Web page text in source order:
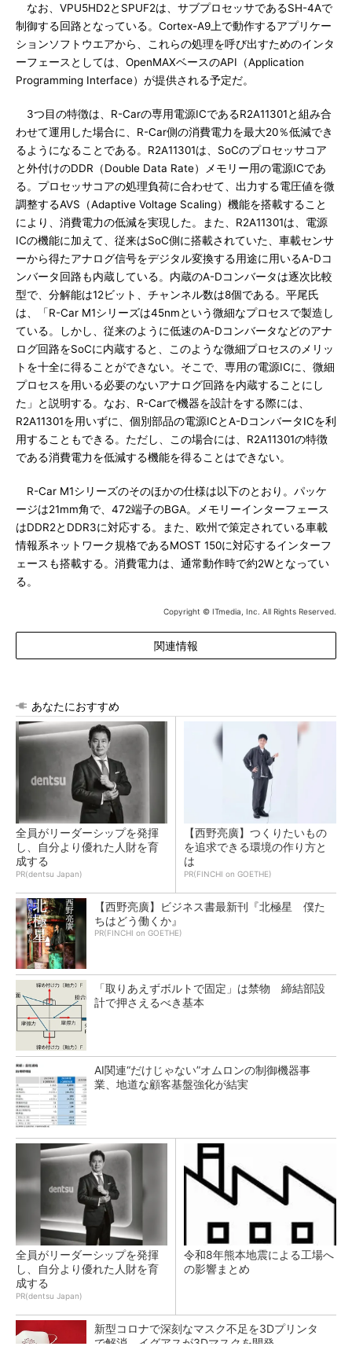
なお、VPU5HD2とSPUF2は、サブプロセッサであるSH-4Aで
制御する回路となっている。Cortex-A9上で動作するアプリケー
ションソフトウエアから、これらの処理を呼び出すためのインタ
ーフェースとしては、OpenMAXベースのAPI（Application
Programming Interface）が提供される予定だ。
3つ目の特徴は、R-Carの専用電源ICであるR2A11301と組み合
わせて運用した場合に、R-Car側の消費電力を最大20％低減でき
るようになることである。R2A11301は、SoCのプロセッサコア
と外付けのDDR（Double Data Rate）メモリー用の電源ICであ
る。プロセッサコアの処理負荷に合わせて、出力する電圧値を微
調整するAVS（Adaptive Voltage Scaling）機能を搭載すること
により、消費電力の低減を実現した。また、R2A11301は、電源
ICの機能に加えて、従来はSoC側に搭載されていた、車載センサ
ーから得たアナログ信号をデジタル変換する用途に用いるA-Dコ
ンバータ回路も内蔵している。内蔵のA-Dコンバータは逐次比較
型で、分解能は12ビット、チャンネル数は8個である。平尾氏
は、「R-Car M1シリーズは45nmという微細なプロセスで製造し
ている。しかし、従来のように低速のA-Dコンバータなどのアナ
ログ回路をSoCに内蔵すると、このような微細プロセスのメリッ
トを十全に得ることができない。そこで、専用の電源ICに、微細
プロセスを用いる必要のないアナログ回路を内蔵することにし
た」と説明する。なお、R-Carで機器を設計をする際には、
R2A11301を用いずに、個別部品の電源ICとA-DコンバータICを利
用することもできる。ただし、この場合には、R2A11301の特徴
である消費電力を低減する機能を得ることはできない。
R-Car M1シリーズのそのほかの仕様は以下のとおり。パッケ
ージは21mm角で、472端子のBGA。メモリーインターフェース
はDDR2とDDR3に対応する。また、欧州で策定されている車載
情報系ネットワーク規格であるMOST 150に対応するインターフ
ェースも搭載する。消費電力は、通常動作時で約2Wとなってい
る。
Copyright © ITmedia, Inc. All Rights Reserved.
関連情報
あなたにおすすめ
全員がリーダーシップを発揮
し、自分より優れた人財を育
成する
PR(dentsu Japan)
【西野亮廣】つくりたいもの
を追求できる環境の作り方と
は
PR(FINCHI on GOETHE)
【西野亮廣】ビジネス書最新刊『北極星 僕た
ちはどう働くか』
PR(FINCHI on GOETHE)
「取りあえずボルトで固定」は禁物 締結部設
計で押さえるべき基本
AI関連“だけじゃない”オムロンの制御機器事
業、地道な顧客基盤強化が結実
全員がリーダーシップを発揮
し、自分より優れた人財を育
成する
PR(dentsu Japan)
令和8年熊本地震による工場へ
の影響まとめ
新型コロナで深刻なマスク不足を3Dプリンタ
で解消、イグアスが3Dマスクを開発